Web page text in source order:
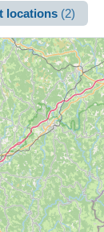
locations (2)